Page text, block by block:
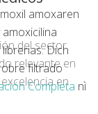
amoxaren
Dich
obre filtrado
Completa nì
del sector
relevante en
en